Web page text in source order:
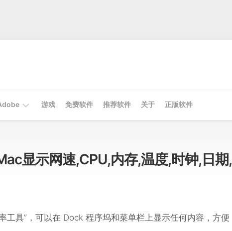
游戏 免费软件 推荐软件 关于 正版软件
显示网速,CPU,内存,温度,时钟,日期,
工具”，可以在 Dock 程序坞和菜单栏上显示任何内容，方便